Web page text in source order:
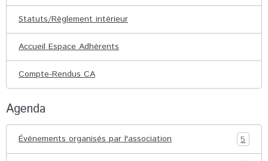
Statuts/Règlement intérieur
Accueil Espace Adhérents
Compte-Rendus CA
Agenda
Événements organisés par l'association 5